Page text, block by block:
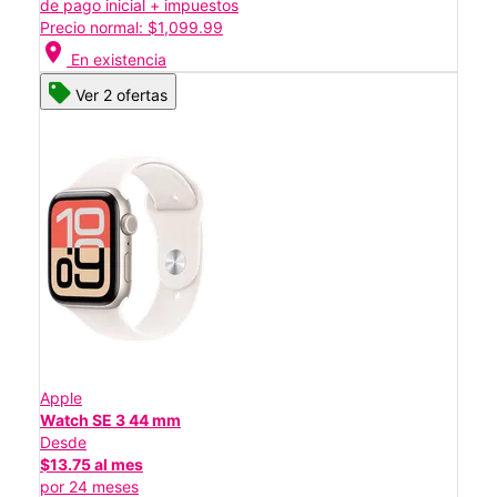
de pago inicial + impuestos
Precio normal: $1,099.99
location_on En existencia
Ver 2 ofertas
Apple
Watch SE 3 44 mm
Desde
$13.75 al mes
por 24 meses